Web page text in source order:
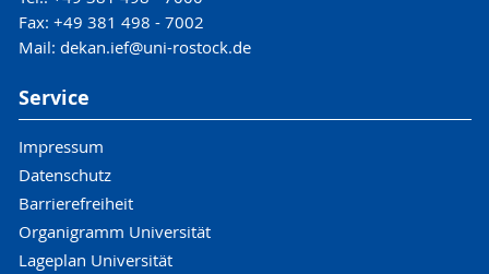
Fax: +49 381 498 - 7002
Mail: dekan.ief@uni-rostock.de
Service
Impressum
Datenschutz
Barrierefreiheit
Organigramm Universität
Lageplan Universität